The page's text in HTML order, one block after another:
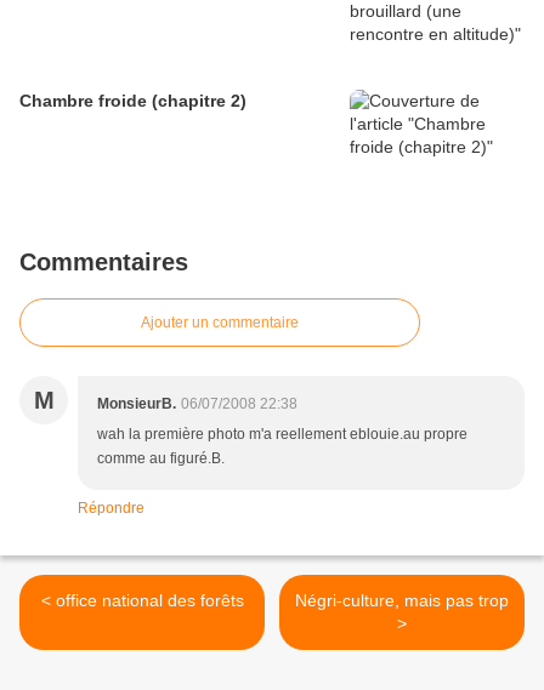
Chambre froide (chapitre 2)
Commentaires
Ajouter un commentaire
M MonsieurB. 06/07/2008 22:38
wah la première photo m'a reellement eblouie.au propre
comme au figuré.B.
Répondre
< office national des forêts
Négri-culture, mais pas trop
>